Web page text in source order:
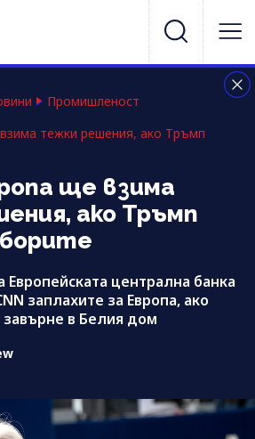
Промишленост
тежки решения, ако Тръмп
ще взима
ако Тръмп
централна банка
заплахите за Европа, ако
в Белия дом